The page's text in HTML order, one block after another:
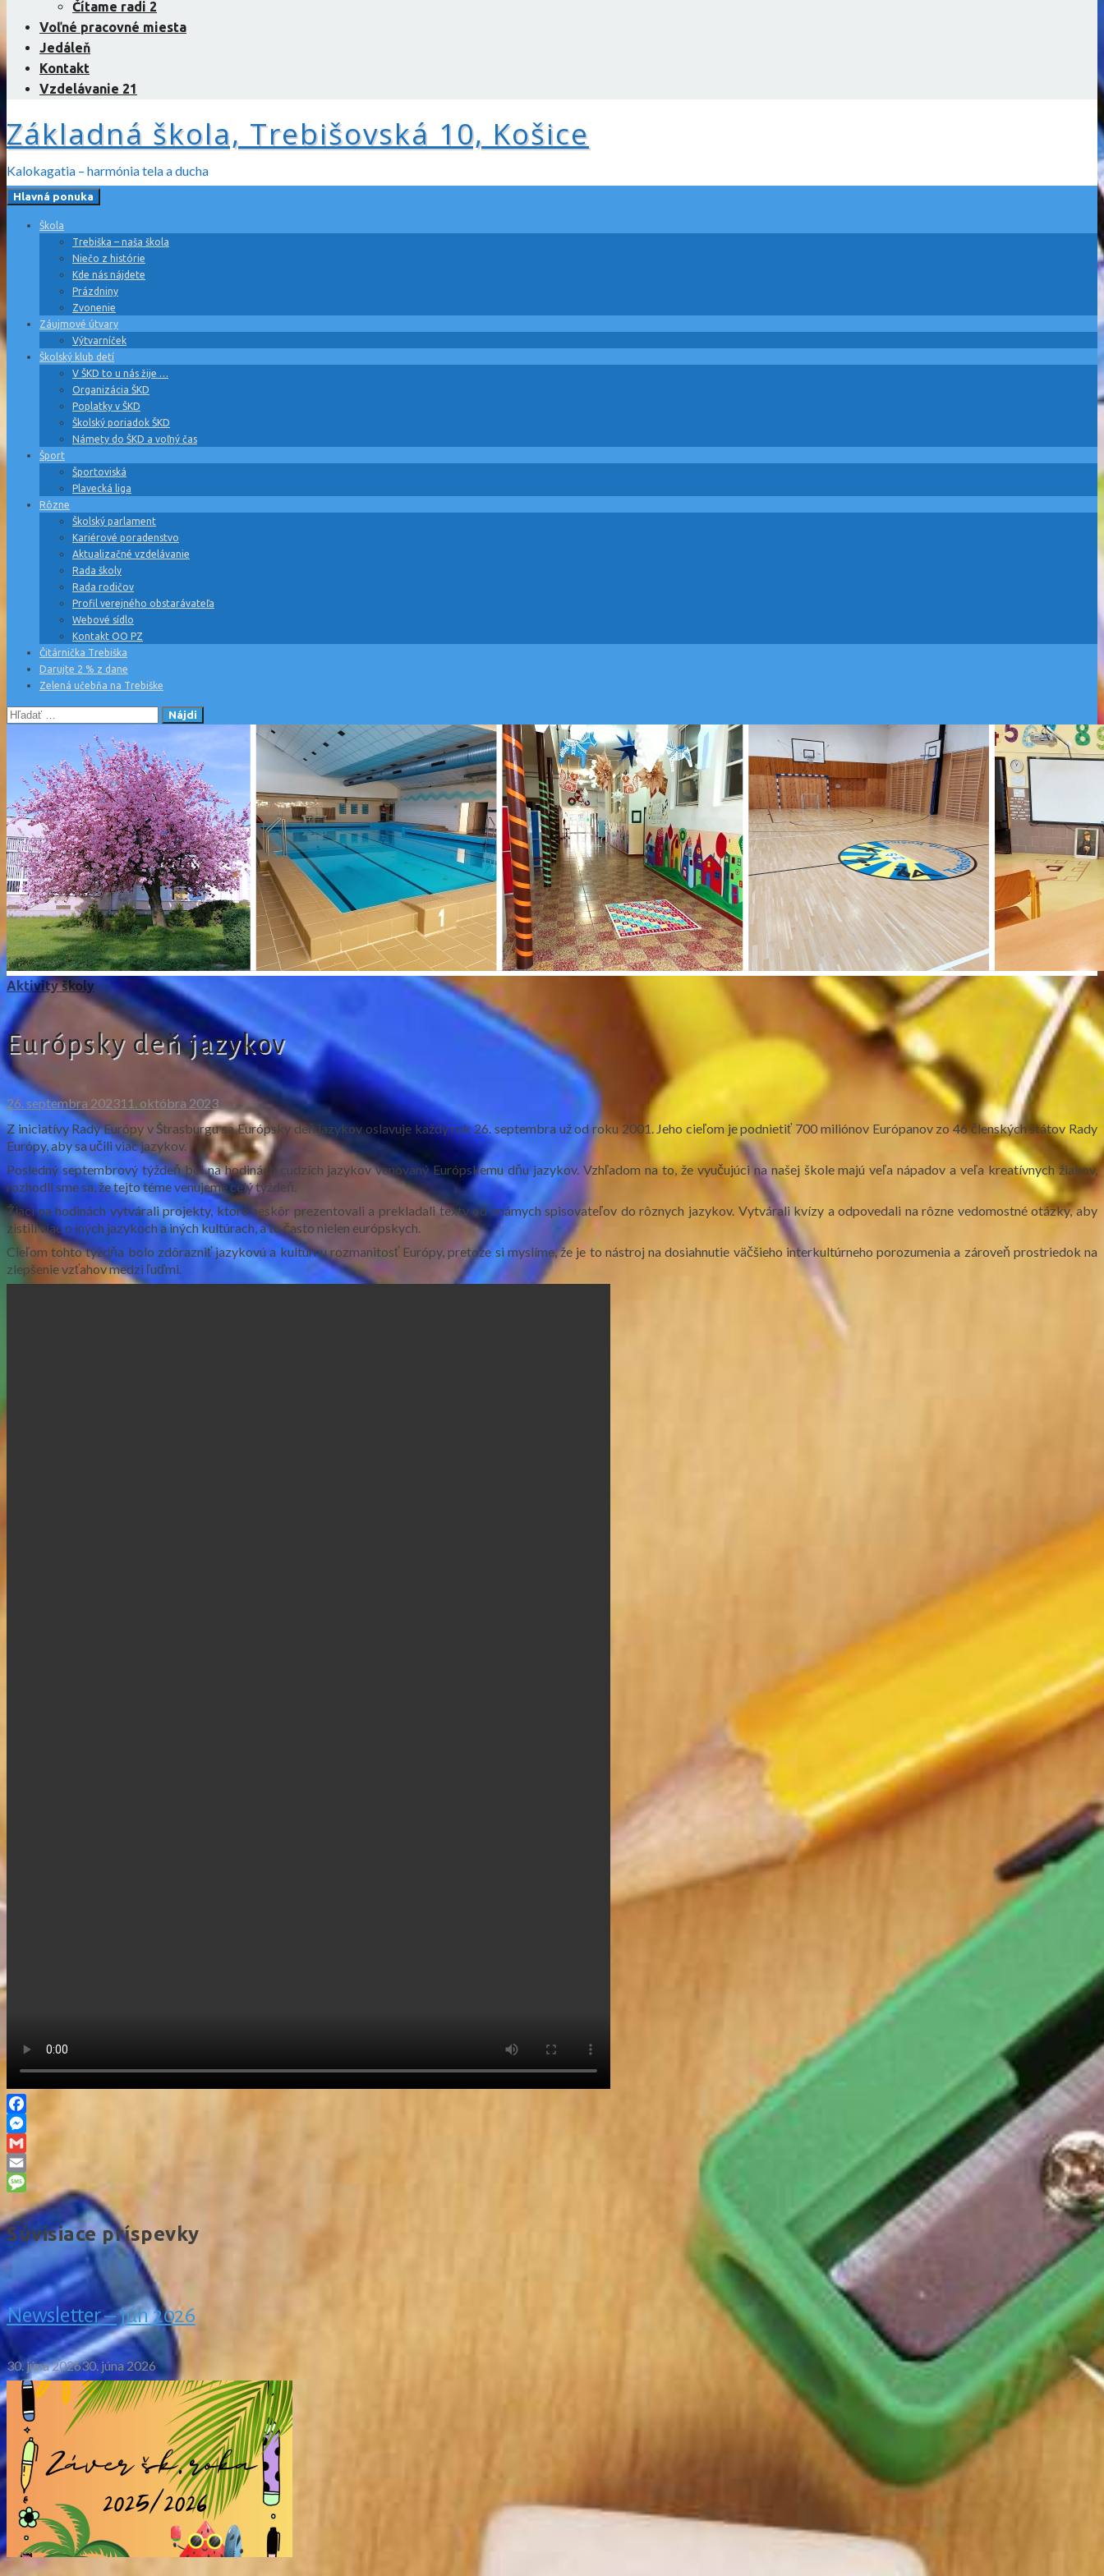
Čítame radi 2
Voľné pracovné miesta
Jedáleň
Kontakt
Vzdelávanie 21
Základná škola, Trebišovská 10, Košice
Kalokagatia – harmónia tela a ducha
Hlavná ponuka
Škola
Trebiška – naša škola
Niečo z histórie
Kde nás nájdete
Prázdniny
Zvonenie
Záujmové útvary
Výtvarníček
Školský klub detí
V ŠKD to u nás žije …
Organizácia ŠKD
Poplatky v ŠKD
Školský poriadok ŠKD
Námety do ŠKD a voľný čas
Šport
Športoviská
Plavecká liga
Rôzne
Školský parlament
Kariérové poradenstvo
Aktualizačné vzdelávanie
Rada školy
Rada rodičov
Profil verejného obstarávateľa
Webové sídlo
Kontakt OO PZ
Čitárnička Trebiška
Darujte 2 % z dane
Zelená učebňa na Trebiške
Hľadať:
Aktivity školy
Európsky deň jazykov
26. septembra 202311. októbra 2023
Z iniciatívy Rady Európy v Štrasburgu sa Európsky deň jazykov oslavuje každý rok 26. septembra už od roku 2001. Jeho cieľom je podnietiť 700 miliónov Európanov zo 46 členských štátov Rady
Európy, aby sa učili viac jazykov.
Posledný septembrový týždeň bol na hodinách cudzích jazykov venovaný Európskemu dňu jazykov. Vzhľadom na to, že vyučujúci na našej škole majú veľa nápadov a veľa kreatívnych žiakov,
rozhodli sme sa, že tejto téme venujeme celý týždeň.
Žiaci na hodinách vytvárali projekty, ktoré neskôr prezentovali a prekladali texty od známych spisovateľov do rôznych jazykov. Vytvárali kvízy a odpovedali na rôzne vedomostné otázky, aby
zistili viac o iných jazykoch a iných kultúrach, a to často nielen európskych.
Cieľom tohto týždňa bolo zdôrazniť jazykovú a kultúrnu rozmanitosť Európy, pretože si myslíme, že je to nástroj na dosiahnutie väčšieho interkultúrneho porozumenia a zároveň prostriedok na
zlepšenie vzťahov medzi ľuďmi.
Facebook
Messenger
Gmail
Email
Message
Súvisiace príspevky
Newsletter – jún 2026
30. júna 202630. júna 2026